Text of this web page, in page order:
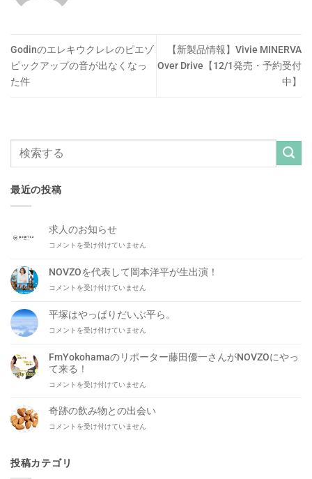
Godinのエレキウクレレのピエゾ
ピックアップの音が出なくなっ
た件
【新製品情報】Vivie MINERVA
Over Drive【12/1発売・予約受付
中】
最近の投稿
求人のお知らせ
求
の
知
せ
コメントを受け付けていません
NOVZOを代表して岡本洋平が生出演！
NOVZO
代
表
し
岡
本
平
生
コメントを受け付けていません
平塚はやっぱりだいぶ平ら。
平
は
や
っ
ぱ
だ
ぶ
は
コメントを受け付けていません
FmYokohamaのリポーター藤田優一さんがNOVZOにやっ
て来る！
FmYokohama
リ
ー
藤
コメントを受け付けていません
奇跡の飲み物との出会い
奇
飲
コメントを受け付けていません
投稿カテゴリ